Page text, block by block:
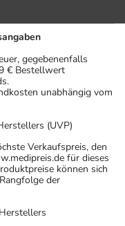
gegebenenfalls
€ Bestellwert
unabhängig vom
(UVP)
Verkaufspreis, den
für dieses
können sich
der